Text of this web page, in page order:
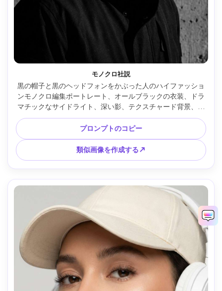
モノクロ社説
黒の帽子と黒のヘッドフォンをかぶった人のハイファッショ
ンモノクロ編集ポートレート、オールブラックの衣装、ドラ
マチックなサイドライト、深い影、テクスチャード背景、ハ
ッセルブラッド X2D 100C 80mm で撮影、タイトなポートレ
ートフレーミング、超リアル、高コントラストの白黒グレー
ディング、マガジン品質 --ar 4:5
プロンプトのコピー
類似画像を作成する↗